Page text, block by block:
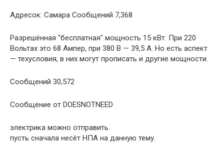
Адресок: Самара Сообщений 7,368
Разрешённая "бесплатная" мощность 15 кВт. При 220
Вольтах это 68 Ампер, при 380 В — 39,5 А. Но есть аспект
— техусловия, в них могут прописать и другие мощности.
Сообщений 30,572
Сообщение от DOESNOTNEED
электрика можно отправить.
пусть сначала несёт НПА на данную тему.